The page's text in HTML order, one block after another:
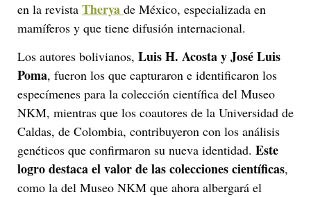
en la revista Therya de México, especializada en
mamíferos y que tiene difusión internacional.
Los autores bolivianos, Luis H. Acosta y José Luis
Poma, fueron los que capturaron e identificaron los
especímenes para la colección científica del Museo
NKM, mientras que los coautores de la Universidad de
Caldas, de Colombia, contribuyeron con los análisis
genéticos que confirmaron su nueva identidad. Este
logro destaca el valor de las colecciones científicas,
como la del Museo NKM que ahora albergará el